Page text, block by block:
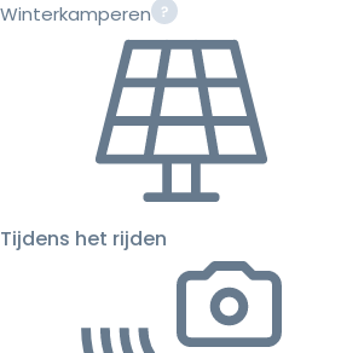
Winterkamperen
Tijdens het rijden